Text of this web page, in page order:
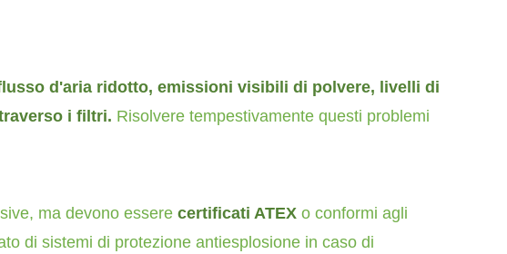
d'aria ridotto, emissioni visibili di polvere, livelli di
i filtri. Risolvere tempestivamente questi problemi
ma devono essere certificati ATEX o conformi agli
di sistemi di protezione antiesplosione in caso di